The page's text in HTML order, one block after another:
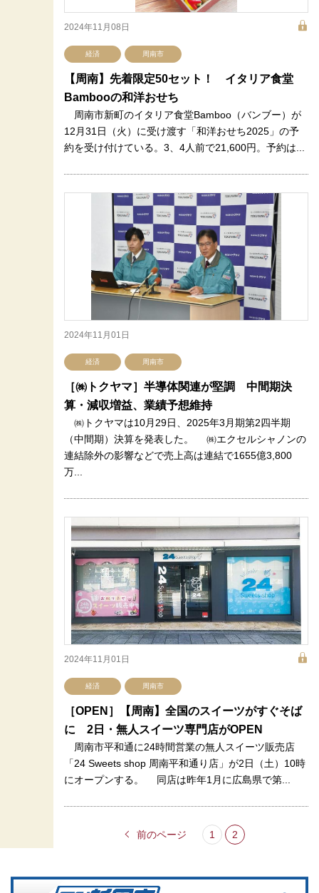
2024年11月08日
経済 周南市
【周南】先着限定50セット！ イタリア食堂
Bambooの和洋おせち
周南市新町のイタリア食堂Bamboo（バンブー）が
12月31日（火）に受け渡す「和洋おせち2025」の予
約を受け付けている。3、4人前で21,600円。予約は...
2024年11月01日
経済 周南市
［㈱トクヤマ］半導体関連が堅調 中間期決
算・減収増益、業績予想維持
㈱トクヤマは10月29日、2025年3月期第2四半期
（中間期）決算を発表した。 ㈱エクセルシャノンの
連結除外の影響などで売上高は連結で1655億3,800
万...
2024年11月01日
経済 周南市
［OPEN］【周南】全国のスイーツがすぐそば
に 2日・無人スイーツ専門店がOPEN
周南市平和通に24時間営業の無人スイーツ販売店
「24 Sweets shop 周南平和通り店」が2日（土）10時
にオープンする。 同店は昨年1月に広島県で第...
前のページ 1 2